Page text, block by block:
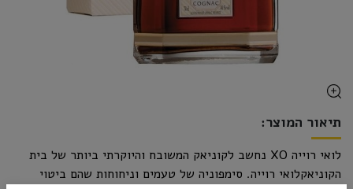
תיאור המוצר:
לואי רוייה XO נחשב לקוניאק המשובח והיוקרתי ביותר של בית
הקוניאקלואי רוייה. סימפוניה של טעמים וניחוחות שהם ביטוי